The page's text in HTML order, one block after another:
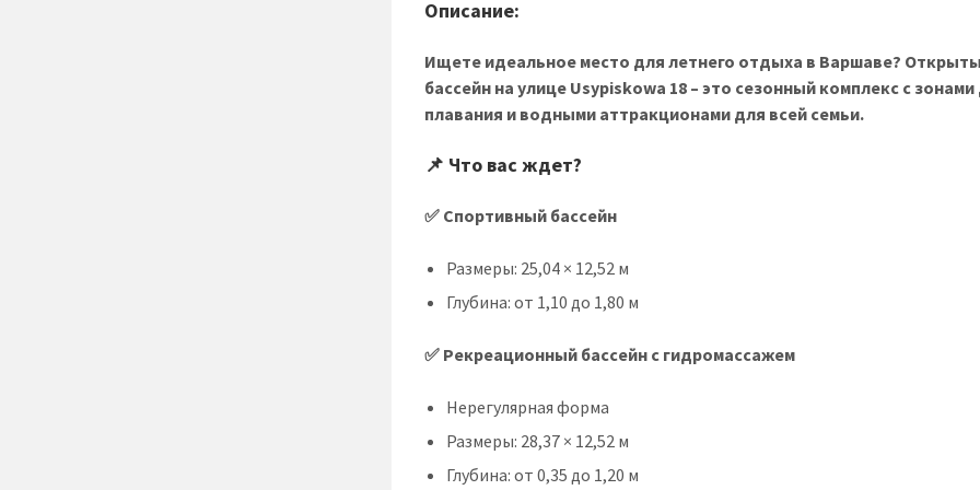
Описание:
Ищете идеальное место для летнего отдыха в Варшаве?
бассейн на улице Usypiskowa 18 – это сезонный комплекс с зонами
плавания и водными аттракционами для всей семьи.
📌 Что вас ждет?
✅ Спортивный бассейн
Размеры: 25,04 × 12,52 м
Глубина: от 1,10 до 1,80 м
✅ Рекреационный бассейн с гидромассажем
Нерегулярная форма
Размеры: 28,37 × 12,52 м
Глубина: от 0,35 до 1,20 м